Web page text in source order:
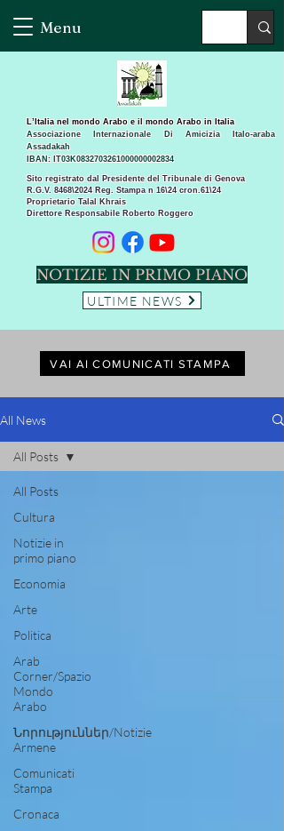
Menu
Sito registrato dal Presidente del Tribunale di Genova
R.G.V. 8468\2024 Reg. Stampa n 16\24 cron.61\24 ​
Proprietario Talal Khrais
Direttore Responsabile Roberto Roggero
L’Italia nel mondo Arabo e il mondo Arabo in Italia
Associazione Internazionale Di Amicizia Italo-araba
Assadakah
IBAN: IT03K0832703261000000002834
NOTIZIE IN PRIMO PIANO
ULTIME NEWS
VAI AI COMUNICATI STAMPA
All News
All Posts
Cultura
Notizie in
primo piano
Economia
Arte
Politica
Arab
Corner/Spazio
Mondo
Arabo
Նորություններ/Notizie
Armene
Comunicati
Stampa
Cronaca
All Posts